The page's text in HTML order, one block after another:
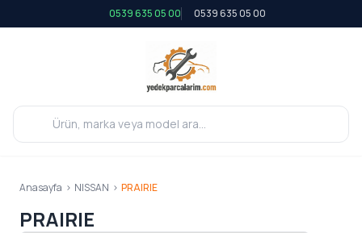
0539 635 05 00 0539 635 05 00
Anasayfa > NISSAN > PRAIRIE
PRAIRIE